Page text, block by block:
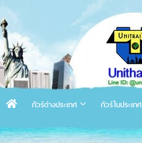
ทัวร์ต่างประเทศ ทัวร์ในประเทศ